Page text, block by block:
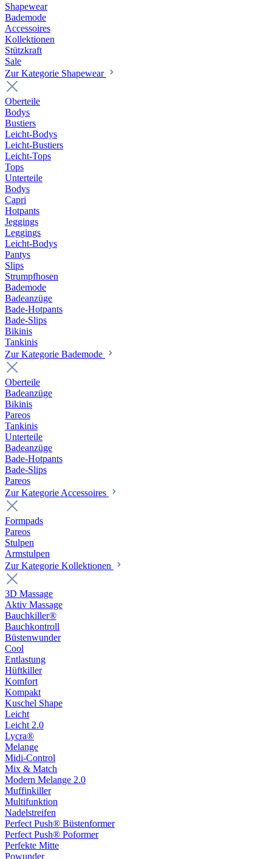
Shapewear
Bademode
Accessoires
Kollektionen
Stützkraft
Sale
Zur Kategorie Shapewear
Oberteile
Bodys
Bustiers
Leicht-Bodys
Leicht-Bustiers
Leicht-Tops
Tops
Unterteile
Bodys
Capri
Hotpants
Jeggings
Leggings
Leicht-Bodys
Pantys
Slips
Strumpfhosen
Bademode
Badeanzüge
Bade-Hotpants
Bade-Slips
Bikinis
Tankinis
Zur Kategorie Bademode
Oberteile
Badeanzüge
Bikinis
Pareos
Tankinis
Unterteile
Badeanzüge
Bade-Hotpants
Bade-Slips
Pareos
Zur Kategorie Accessoires
Formpads
Pareos
Stulpen
Armstulpen
Zur Kategorie Kollektionen
3D Massage
Aktiv Massage
Bauchkiller®
Bauchkontroll
Büstenwunder
Cool
Entlastung
Hüftkiller
Komfort
Kompakt
Kuschel Shape
Leicht
Leicht 2.0
Lycra®
Melange
Midi-Control
Mix & Match
Modern Melange 2.0
Muffinkiller
Multifunktion
Nadelstreifen
Perfect Push® Büstenformer
Perfect Push® Poformer
Perfekte Mitte
Powunder